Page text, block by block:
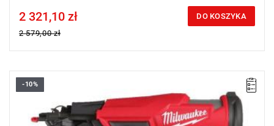
Price tax included
2 321,10 zł
2 579,00 zł
DO KOSZYKA
Ta gwoździarka posiada najlepszą w swojej klasie moc, która
pozwala na seryjne wbijanie sztyftów na określoną głębokość.
-10%